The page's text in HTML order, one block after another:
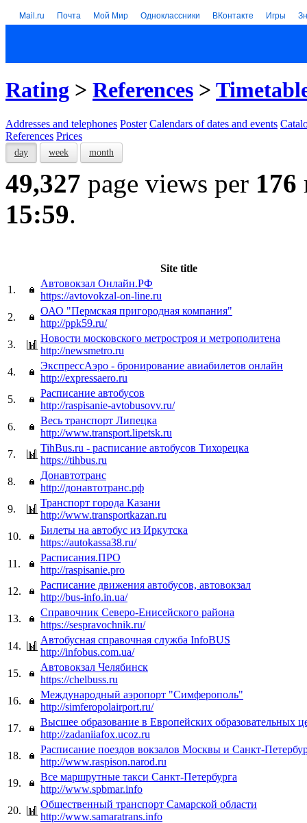
Mail.ru Почта Мой Мир Одноклассники ВКонтакте Игры
Rating > References >
Addresses and telephones Poster Calendars of dates and events
References Prices
day week month
49,327 page views per 176
15:59.
Site title
1.
Автовокзал Онлайн.РФ
https://avtovokzal-on-line.ru
2.
ОАО "Пермская пригородная компания"
http://ppk59.ru/
3.
Новости московского метростроя и метрополитена
http://newsmetro.ru
4.
ЭкспрессАэро - бронирование авиабилетов онлайн
http://expressaero.ru
5.
Расписание автобусов
http://raspisanie-avtobusovv.ru/
6.
Весь транспорт Липецка
http://www.transport.lipetsk.ru
7.
TihBus.ru - расписание автобусов Тихорецка
https://tihbus.ru
8.
Донавтотранс
http://донавтотранс.рф
9.
Транспорт города Казани
http://www.transportkazan.ru
10.
Билеты на автобус из Иркутска
https://autokassa38.ru/
11.
Расписания.ПРО
http://raspisanie.pro
12.
Расписание движения автобусов, автовокзал
http://bus-info.in.ua/
13.
Справочник Северо-Енисейского района
https://sespravochnik.ru/
14.
Автобусная справочная служба InfoBUS
http://infobus.com.ua/
15.
Автовокзал Челябинск
https://chelbuss.ru
16.
Международный аэропорт "Симферополь"
http://simferopolairport.ru/
17.
Высшее образование в Европейских образовательных
http://zadaniiafox.ucoz.ru
18.
Расписание поездов вокзалов Москвы и Cанкт-
http://www.raspison.narod.ru
19.
Все маршрутные такси Санкт-Петербурга
http://www.spbmar.info
20.
Общественный транспорт Самарской области
http://www.samaratrans.info